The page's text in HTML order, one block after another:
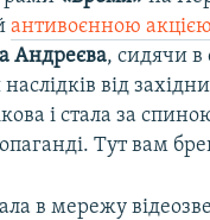
антивоєнною акцією
Андреєва, сидячи в
від
і стала за
Тут вам
в мережу